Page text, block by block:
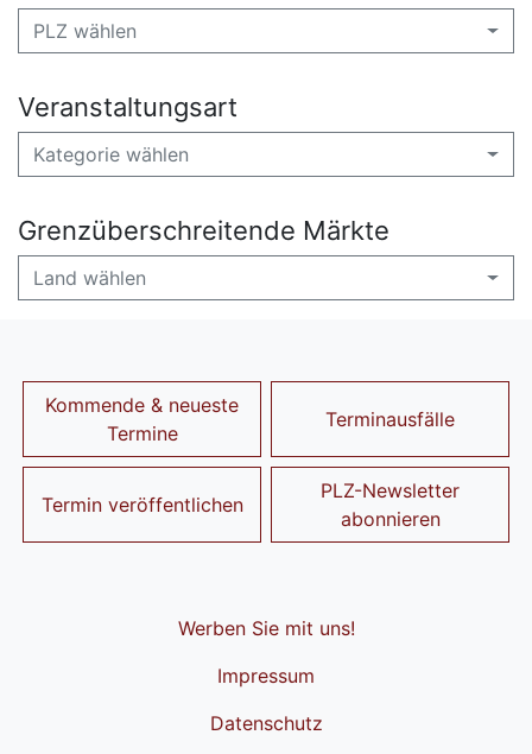
PLZ wählen
Veranstaltungsart
Kategorie wählen
Grenzüberschreitende Märkte
Land wählen
Kommende & neueste
Termine
Terminausfälle
Termin veröffentlichen
PLZ-Newsletter
abonnieren
Werben Sie mit uns!
Impressum
Datenschutz